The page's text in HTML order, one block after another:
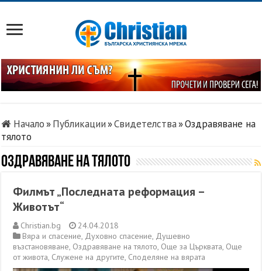
Начало»Публикации»Свидетелства»Оздравяване на
тялото
Оздравяване на тялото
Филмът „Последната реформация –
Животът“
Christian.bg
24.04.2018
Вяра и спасение, Духовно спасение, Душевно
възстановяване, Оздравяване на тялото, Още за Църквата, Още
от живота, Служене на другите, Споделяне на вярата